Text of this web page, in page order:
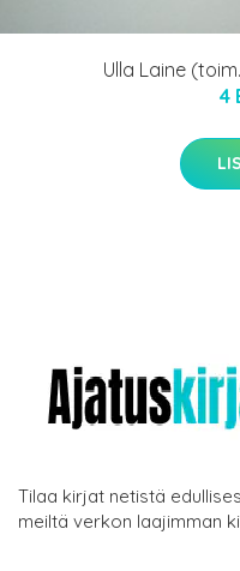
Ulla Laine
4
Tilaa kirjat netistä
meiltä verkon laajimman